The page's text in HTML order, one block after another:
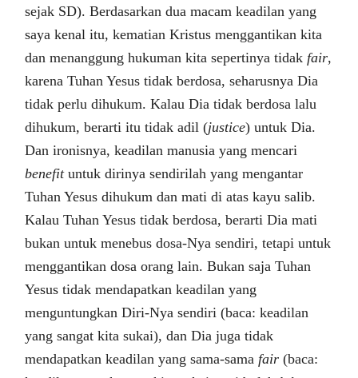
sejak SD). Berdasarkan dua macam keadilan yang
saya kenal itu, kematian Kristus menggantikan kita
dan menanggung hukuman kita sepertinya tidak fair,
karena Tuhan Yesus tidak berdosa, seharusnya Dia
tidak perlu dihukum. Kalau Dia tidak berdosa lalu
dihukum, berarti itu tidak adil (justice) untuk Dia.
Dan ironisnya, keadilan manusia yang mencari
benefituntuk dirinya sendirilah yang mengantar
Tuhan Yesus dihukum dan mati di atas kayu salib.
Kalau Tuhan Yesus tidak berdosa, berarti Dia mati
bukan untuk menebus dosa-Nya sendiri, tetapi untuk
menggantikan dosa orang lain. Bukan saja Tuhan
Yesus tidak mendapatkan keadilan yang
menguntungkan Diri-Nya sendiri (baca: keadilan
yang sangat kita sukai), dan Dia juga tidak
mendapatkan keadilan yang sama-sama fair (baca: